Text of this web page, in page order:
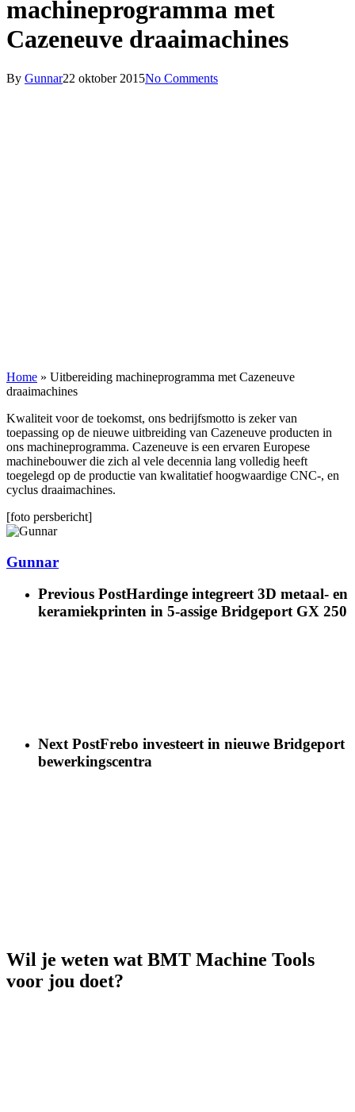
machineprogramma met
Cazeneuve draaimachines
By Gunnar22 oktober 2015No Comments
Home » Uitbereiding machineprogramma met Cazeneuve
draaimachines
Kwaliteit voor de toekomst, ons bedrijfsmotto is zeker van
toepassing op de nieuwe uitbreiding van Cazeneuve producten in
ons machineprogramma. Cazeneuve is een ervaren Europese
machinebouwer die zich al vele decennia lang volledig heeft
toegelegd op de productie van kwalitatief hoogwaardige CNC-, en
cyclus draaimachines.
[foto persbericht]
Gunnar
Previous PostHardinge integreert 3D metaal- en
keramiekprinten in 5-assige Bridgeport GX 250
Next PostFrebo investeert in nieuwe Bridgeport
bewerkingscentra
Wil je weten wat BMT Machine Tools
voor jou doet?